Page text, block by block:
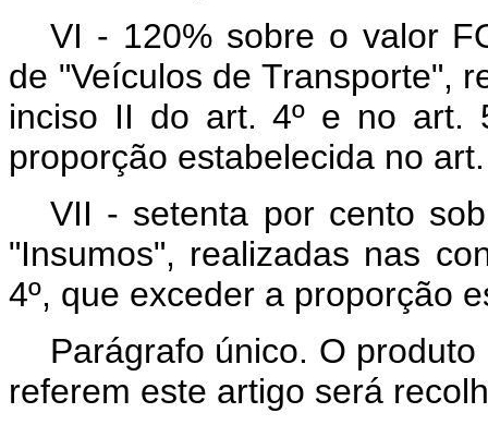
VI - 120% sobre o valor
de "Veículos de Transporte",
inciso II do art. 4º e no art.
proporção estabelecida no art.
VII - setenta por cento
"Insumos", realizadas nas
4º, que exceder a proporção
Parágrafo único. O
referem este artigo será